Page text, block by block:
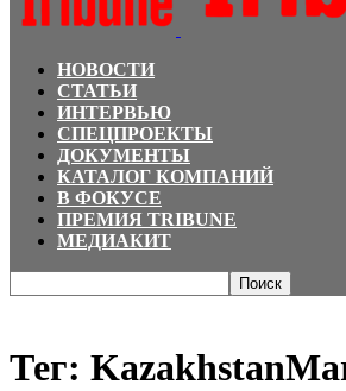
НОВОСТИ
СТАТЬИ
ИНТЕРВЬЮ
СПЕЦПРОЕКТЫ
ДОКУМЕНТЫ
КАТАЛОГ КОМПАНИЙ
В ФОКУСЕ
ПРЕМИЯ TRIBUNE
МЕДИАКИТ
Тег: